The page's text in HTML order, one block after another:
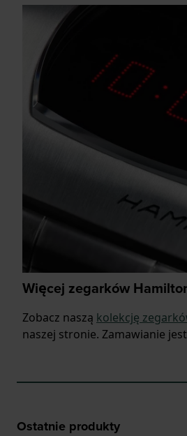
Więcej zegarków
Zobacz naszą kolekcję
naszej stronie. Zamawianie
Ostatnie produkty